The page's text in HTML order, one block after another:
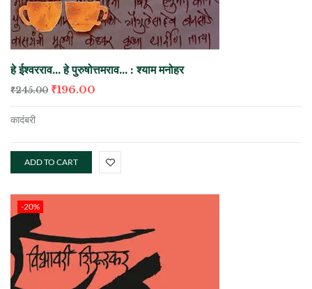
हे ईश्वरराव… हे पुरुषोत्तमराव… : श्याम मनोहर
₹245.00 ₹196.00
कादंबरी
ADD TO CART
-20%